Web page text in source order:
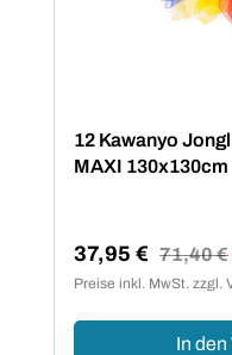
12 Kawanyo
MAXI 130x130cm
Verkaufspreis:
37,95 € Regulärer
71,40 €
Preise inkl. MwSt. zzgl.
In den